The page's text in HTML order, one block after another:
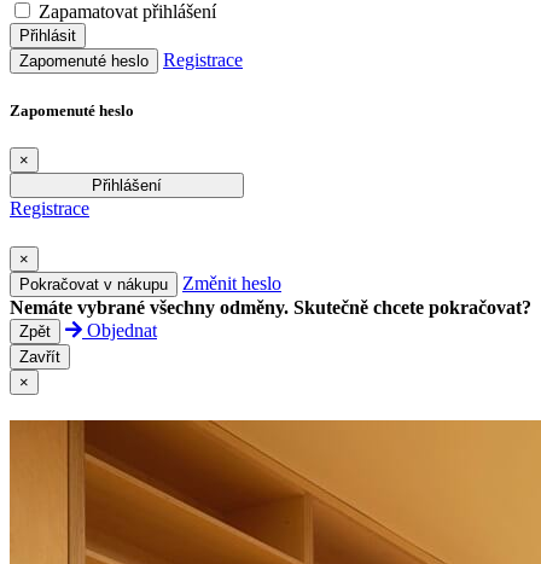
Zapamatovat přihlášení
Přihlásit
Zapomenuté heslo
Registrace
Zapomenuté heslo
×
Přihlášení
Registrace
×
Pokračovat v nákupu
Změnit heslo
Nemáte vybrané všechny odměny. Skutečně chcete pokračovat?
Zpět Objednat
Zavřít
×